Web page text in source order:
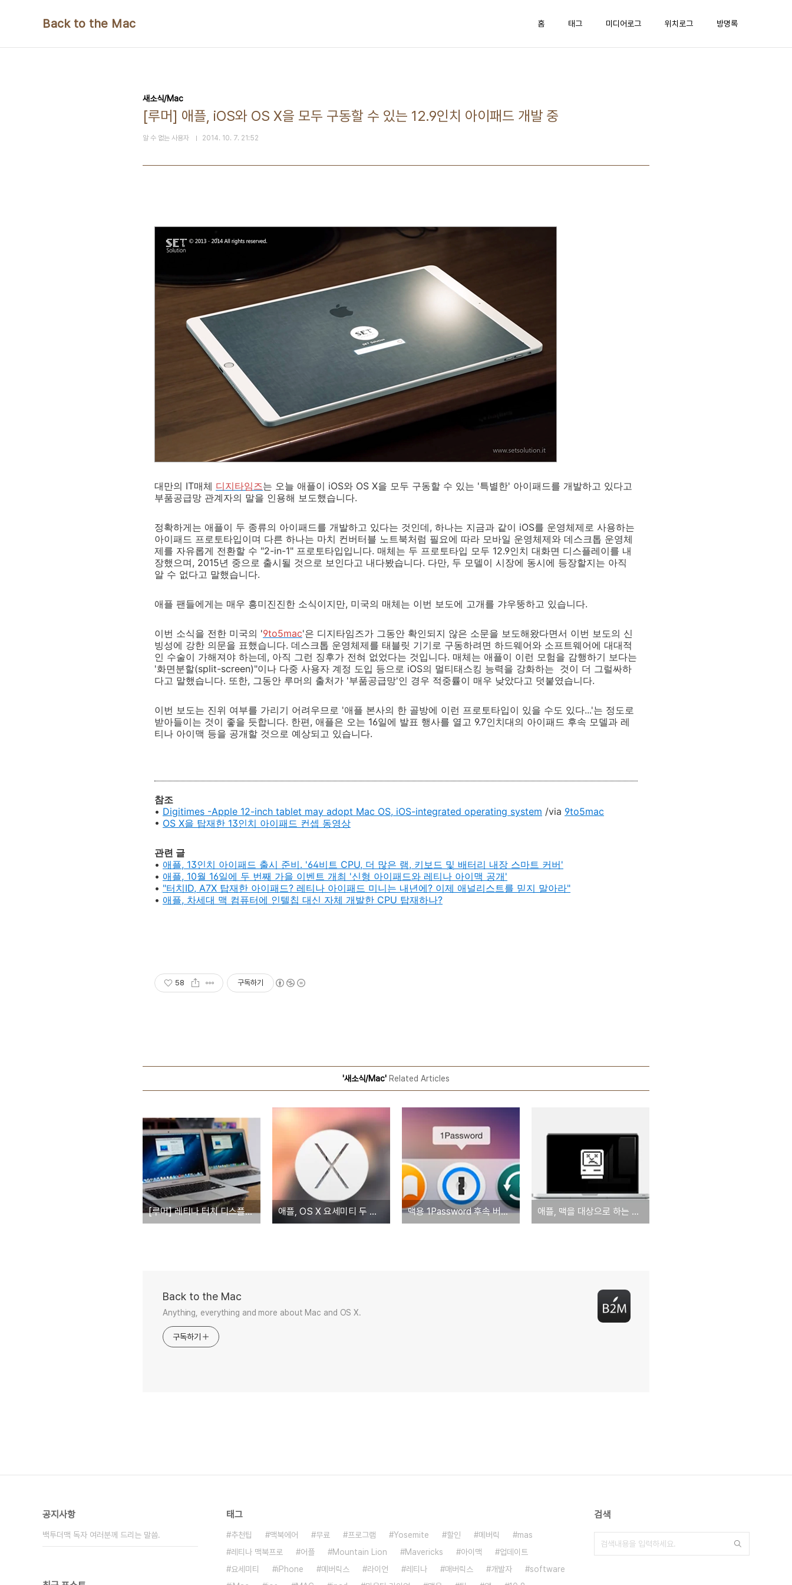
Back to the Mac 홈 태그 미디어로그 위치로그 방명록
새소식/Mac
[루머] 애플, iOS와 OS X을 모두 구동할 수 있는 12.9인치 아이패드 개발 중
알 수 없는 사용자 2014. 10. 7. 21:52
대만의 IT매체 디지타임즈는 오늘 애플이 iOS와 OS X을 모두 구동할 수 있는 '특별한' 아이패드를 개발하고 있다고
부품공급망 관계자의 말을 인용해 보도했습니다.
정확하게는 애플이 두 종류의 아이패드를 개발하고 있다는 것인데, 하나는 지금과 같이 iOS를 운영체제로 사용하는
아이패드 프로토타입이며 다른 하나는 마치 컨버터블 노트북처럼 필요에 따라 모바일 운영체제와 데스크톱 운영체
제를 자유롭게 전환할 수 "2-in-1" 프로토타입입니다. 매체는 두 프로토타입 모두 12.9인치 대화면 디스플레이를 내
장했으며, 2015년 중으로 출시될 것으로 보인다고 내다봤습니다. 다만, 두 모델이 시장에 동시에 등장할지는 아직
알 수 없다고 말했습니다.
애플 팬들에게는 매우 흥미진진한 소식이지만, 미국의 매체는 이번 보도에 고개를 갸우뚱하고 있습니다.
이번 소식을 전한 미국의 '9to5mac'은 디지타임즈가 그동안 확인되지 않은 소문을 보도해왔다면서 이번 보도의 신
빙성에 강한 의문을 표했습니다. 데스크톱 운영체제를 태블릿 기기로 구동하려면 하드웨어와 소프트웨어에 대대적
인 수술이 가해져야 하는데, 아직 그런 징후가 전혀 없었다는 것입니다. 매체는 애플이 이런 모험을 감행하기 보다는
'화면분할(split-screen)"이나 다중 사용자 계정 도입 등으로 iOS의 멀티태스킹 능력을 강화하는 것이 더 그럴싸하
다고 말했습니다. 또한, 그동안 루머의 출처가 '부품공급망'인 경우 적중률이 매우 낮았다고 덧붙였습니다.
이번 보도는 진위 여부를 가리기 어려우므로 '애플 본사의 한 골방에 이런 프로토타입이 있을 수도 있다...'는 정도로
받아들이는 것이 좋을 듯합니다. 한편, 애플은 오는 16일에 발표 행사를 열고 9.7인치대의 아이패드 후속 모델과 레
티나 아이맥 등을 공개할 것으로 예상되고 있습니다.
참조
• Digitimes -Apple 12-inch tablet may adopt Mac OS, iOS-integrated operating system /via 9to5mac
• OS X을 탑재한 13인치 아이패드 컨셉 동영상
관련 글
• 애플, 13인치 아이패드 출시 준비. '64비트 CPU, 더 많은 램, 키보드 및 배터리 내장 스마트 커버'
• 애플, 10월 16일에 두 번째 가을 이벤트 개최 '신형 아이패드와 레티나 아이맥 공개'
• "터치ID, A7X 탑재한 아이패드? 레티나 아이패드 미니는 내년에? 이제 애널리스트를 믿지 말아라"
• 애플, 차세대 맥 컴퓨터에 인텔칩 대신 자체 개발한 CPU 탑재하나?
58 구독하기
'새소식/Mac' Related Articles
[루머] 레티나 터치 디스플레이를 탑재한 12인치 맥북에어 생산 시작... '출시는 2015년 초' 애플, OS X 요세미티 두 번째 GM 버전 배포 시작... PB 버전도 덩달아 업데이트 맥용 1Password 후속 버전은 기존 구매자에게 무상으로 제공 애플, 맥을 대상으로 하는 악성코드 'iWorm'에 대한 보안 업데이트 실시
Back to the Mac
Anything, everything and more about Mac and OS X.
구독하기
공지사항
백투더맥 독자 여러분께 드리는 말씀.
태그
추천팁 맥북에어 무료 프로그램 Yosemite 할인 메버릭
mas
레티나 맥북프로
어플 Mountain Lion Mavericks 아이맥
업데이트
요세미티
iPhone 메버릭스 라이언 레티나 매버릭스 개발자
software
검색